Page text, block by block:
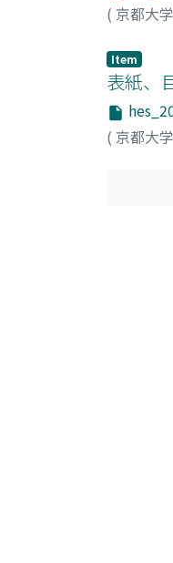
( 京都大
Item
表紙、
( 京都大